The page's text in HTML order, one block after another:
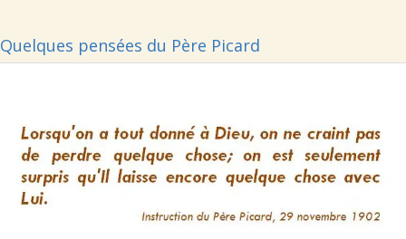
Quelques pensées du Père Picard